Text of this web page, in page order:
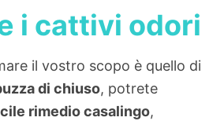
i cattivi odori
il vostro scopo è quello di
di chiuso, potrete
rimedio casalingo,